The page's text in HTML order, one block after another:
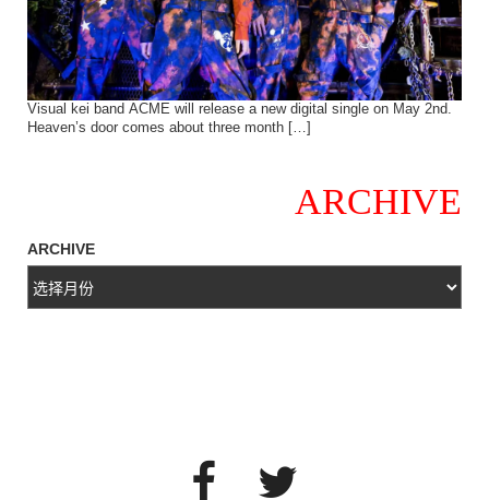
Visual kei band ACME will release a new digital single on May 2nd.
Heaven’s door comes about three month […]
ARCHIVE
ARCHIVE